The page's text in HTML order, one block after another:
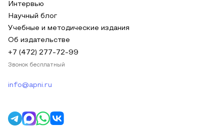
Интервью
Научный блог
Учебные и методические издания
Об издательстве
+7 (472) 277-72-99
Звонок бесплатный
info@apni.ru